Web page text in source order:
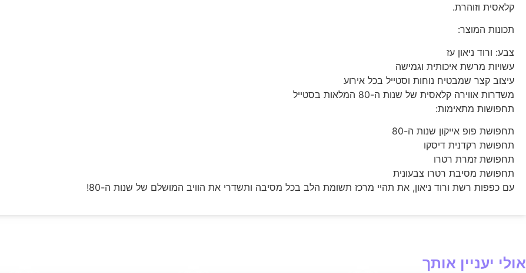
קלאסית וזוהרת.
תכונות המוצר:
צבע: ורוד ניאון עז
עשויות מרשת איכותית וגמישה
עיצוב קצר שמבטיח נוחות וסטייל בכל אירוע
משדרות אווירה קלאסית של שנות ה-80 המלאות בסטייל
תחפושות מתאימות:
תחפושת פופ אייקון שנות ה-80
תחפושת רקדנית דיסקו
תחפושת זמרת רטרו
תחפושת מסיבת רטרו צבעונית
עם כפפות רשת ורוד ניאון, את תהיי מרכז תשומת הלב בכל מסיבה ותשדרי את הוויב המושלם של שנות ה-80!
אולי יעניין אותך